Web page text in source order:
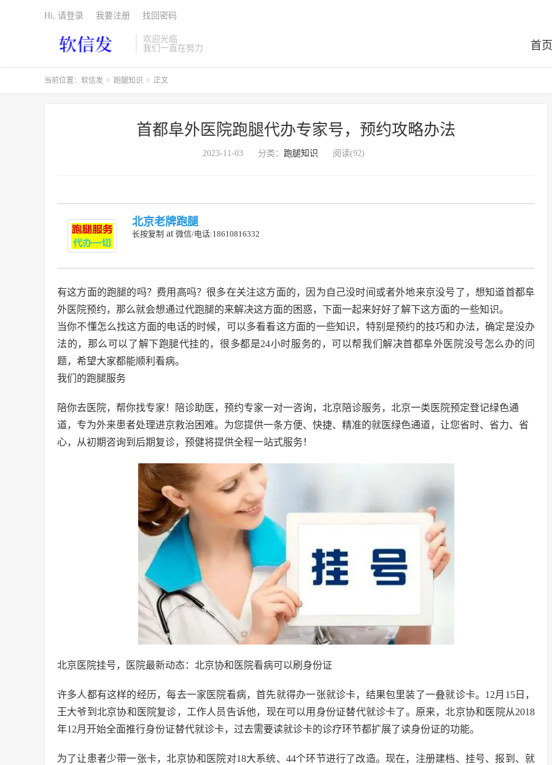
欢迎光临
我们一直在努力
首页
Hi, 请登录 我要注册 找回密码
当前位置： 软信发 > 跑腿知识 > 正文
首都阜外医院跑腿代办专家号，预约攻略办法
2023-11-03 分类： 跑腿知识 阅读(92)
北京老牌跑腿
长按复制 at 微信/电话:18610816332
有这方面的跑腿的吗？费用高吗？很多在关注这方面的，因为自己没时间或者外地来京没号了，想知道首都阜
外医院预约，那么就会想通过代跑腿的来解决这方面的困惑，下面一起来好好了解下这方面的一些知识。
当你不懂怎么找这方面的电话的时候，可以多看看这方面的一些知识，特别是预约的技巧和办法，确定是没办
法的，那么可以了解下跑腿代挂的，很多都是24小时服务的，可以帮我们解决首都阜外医院没号怎么办的问
题，希望大家都能顺利看病。
我们的跑腿服务
陪你去医院，帮你找专家！陪诊助医，预约专家一对一咨询，北京陪诊服务，北京一类医院预定登记绿色通
道，专为外来患者处理进京救治困难。为您提供一条方便、快捷、精准的就医绿色通道，让您省时、省力、省
心，从初期咨询到后期复诊，预健将提供全程一站式服务！
北京医院挂号，医院最新动态：北京协和医院看病可以刷身份证
许多人都有这样的经历，每去一家医院看病，首先就得办一张就诊卡，结果包里装了一叠就诊卡。12月15日，
王大爷到北京协和医院复诊，工作人员告诉他，现在可以用身份证替代就诊卡了。原来，北京协和医院从2018
年12月开始全面推行身份证替代就诊卡，过去需要读就诊卡的诊疗环节都扩展了读身份证的功能。
为了让患者少带一张卡，北京协和医院对18大系统、44个环节进行了改造。现在，注册建档、挂号、报到、就